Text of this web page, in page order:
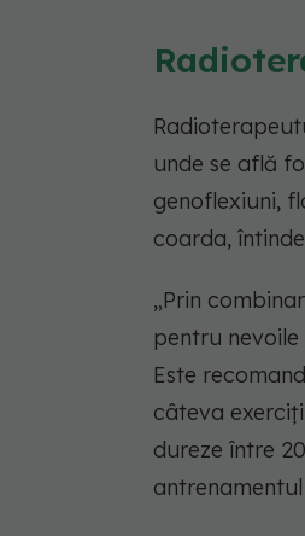
unde se află
genoflexiuni,
coarda,
„Prin
pentru
Este
câteva
dureze între